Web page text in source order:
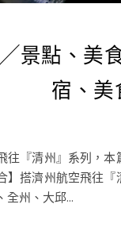
╱景點、美
宿、美
往『清州』系列，
】搭濟州航空飛往
全州、大邱...